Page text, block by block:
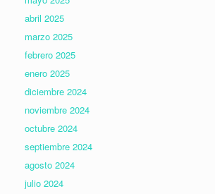
abril 2025
marzo 2025
febrero 2025
enero 2025
diciembre 2024
noviembre 2024
octubre 2024
septiembre 2024
agosto 2024
julio 2024